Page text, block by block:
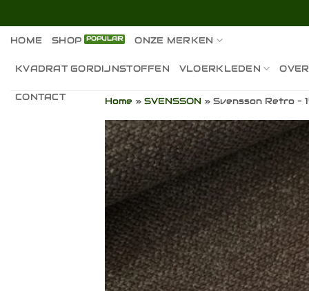
inhoud
HOME SHOP ONZE MERKEN
KVADRAT GORDIJNSTOFFEN VLOERKLEDEN
CONTACT Home » SVENSSON » Svensson Retro –